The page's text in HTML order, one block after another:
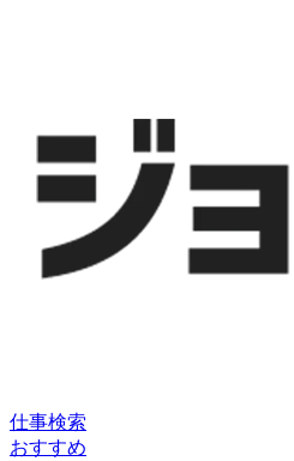
仕事検索
おすすめ